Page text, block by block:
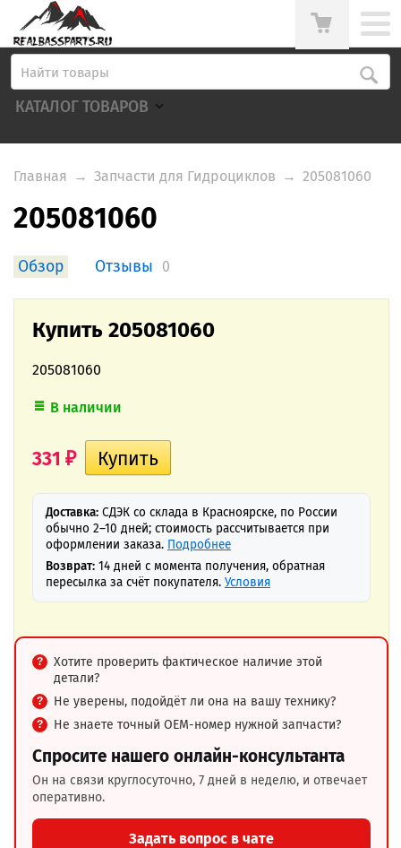
КАТАЛОГ ТОВАРОВ
Главная → Запчасти для Гидроциклов → 205081060
205081060
Обзор Отзывы 0
Купить 205081060
205081060
В наличии
331 ₽
Доставка: СДЭК со склада в Красноярске, по России
обычно 2–10 дней; стоимость рассчитывается при
оформлении заказа. Подробнее
Возврат: 14 дней с момента получения, обратная
пересылка за счёт покупателя. Условия
Хотите проверить фактическое наличие этой
детали?
Не уверены, подойдёт ли она на вашу технику?
Не знаете точный OEM-номер нужной запчасти?
Спросите нашего онлайн-консультанта
Он на связи круглосуточно, 7 дней в неделю, и отвечает
оперативно.
Задать вопрос в чате